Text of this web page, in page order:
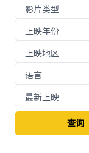
查询